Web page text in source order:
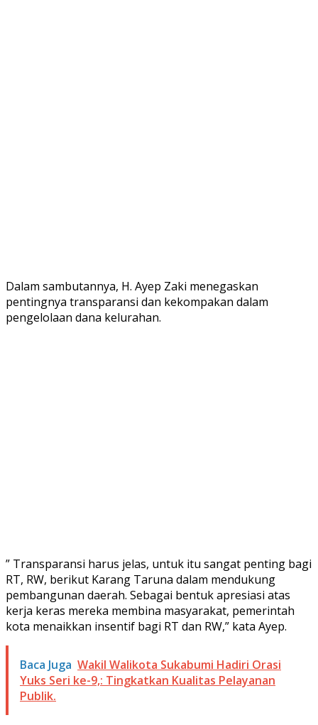
Dalam sambutannya, H. Ayep Zaki menegaskan
pentingnya transparansi dan kekompakan dalam
pengelolaan dana kelurahan.
” Transparansi harus jelas, untuk itu sangat penting bagi
RT, RW, berikut Karang Taruna dalam mendukung
pembangunan daerah. Sebagai bentuk apresiasi atas
kerja keras mereka membina masyarakat, pemerintah
kota menaikkan insentif bagi RT dan RW,” kata Ayep.
Baca Juga Wakil Walikota Sukabumi Hadiri Orasi
Yuks Seri ke-9,: Tingkatkan Kualitas Pelayanan
Publik.